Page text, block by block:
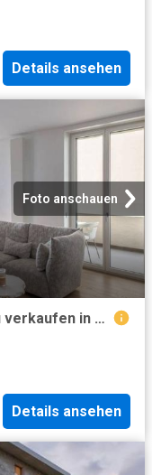
Details ansehen
Foto anschauen
Luxus Apartment mit 5 Zimmer zu verkaufen in Lugano, Kanton Tessin
Details ansehen